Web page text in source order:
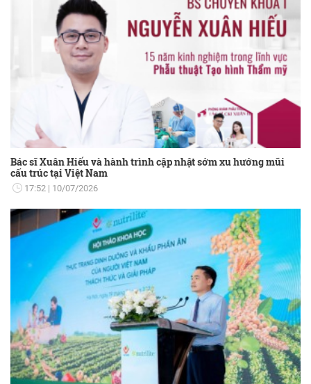
Bác sĩ Xuân Hiếu và hành trình cập nhật sớm xu hướng mũi
cấu trúc tại Việt Nam
17:52 10/07/2026